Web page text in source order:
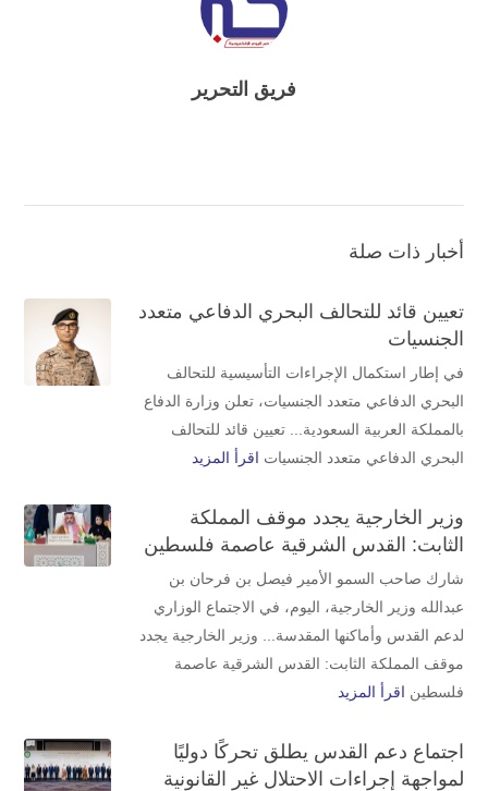
فريق التحرير
أخبار ذات صلة
تعيين قائد للتحالف البحري الدفاعي متعدد
الجنسيات
في إطار استكمال الإجراءات التأسيسية للتحالف
البحري الدفاعي متعدد الجنسيات، تعلن وزارة الدفاع
بالمملكة العربية السعودية... تعيين قائد للتحالف
البحري الدفاعي متعدد الجنسيات اقرأ المزيد
وزير الخارجية يجدد موقف المملكة
الثابت: القدس الشرقية عاصمة فلسطين
شارك صاحب السمو الأمير فيصل بن فرحان بن
عبدالله وزير الخارجية، اليوم، في الاجتماع الوزاري
لدعم القدس وأماكنها المقدسة... وزير الخارجية يجدد
موقف المملكة الثابت: القدس الشرقية عاصمة
فلسطين اقرأ المزيد
اجتماع دعم القدس يطلق تحركًا دوليًا
لمواجهة إجراءات الاحتلال غير القانونية